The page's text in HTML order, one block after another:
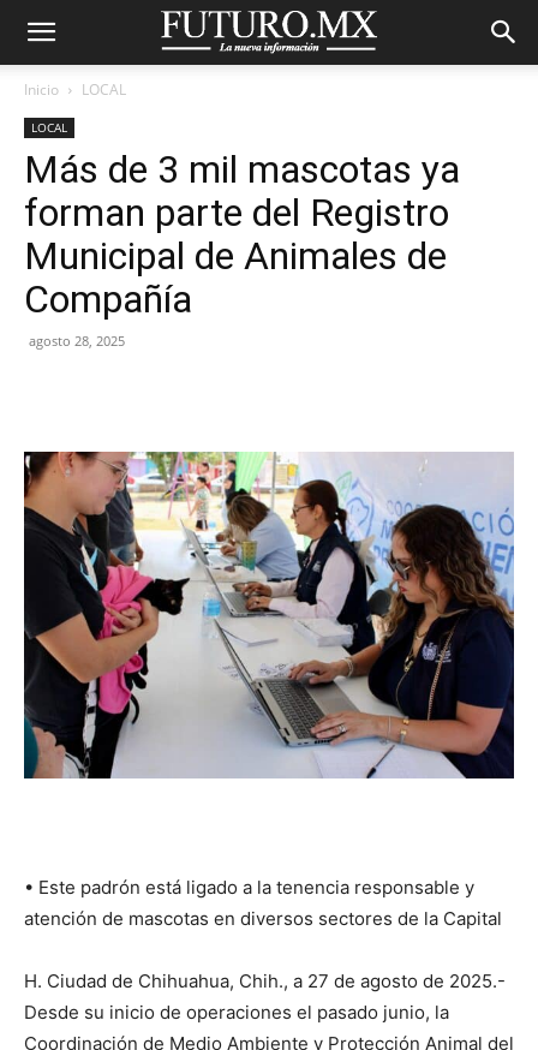
Inicio LOCAL
LOCAL
Más de 3 mil mascotas ya
forman parte del Registro
Municipal de Animales de
Compañía
agosto 28, 2025
•⁠ ⁠Este padrón está ligado a la tenencia responsable y
atención de mascotas en diversos sectores de la Capital
H. Ciudad de Chihuahua, Chih., a 27 de agosto de 2025.-
Desde su inicio de operaciones el pasado junio, la
Coordinación de Medio Ambiente y Protección Animal del